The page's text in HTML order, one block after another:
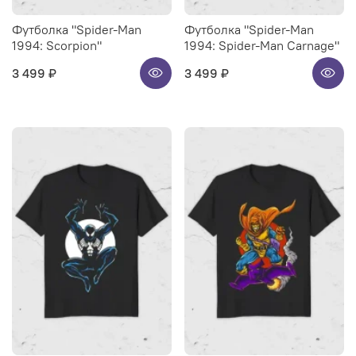
Футболка "Spider-Man
1994: Scorpion"
3 499 ₽
Футболка "Spider-Man
1994: Spider-Man Carnage"
3 499 ₽